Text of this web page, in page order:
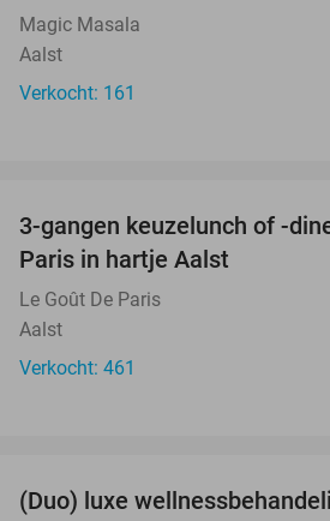
Magic Masala
Aalst
Verkocht: 161
3-gangen keuzelunch of -
Paris in hartje Aalst
Le Goût De Paris
Aalst
Verkocht: 461
(Duo) luxe